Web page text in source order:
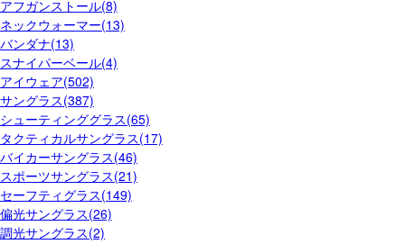
アフガンストール(8)
ネックウォーマー(13)
バンダナ(13)
スナイパーベール(4)
アイウェア(502)
サングラス(387)
シューティンググラス(65)
タクティカルサングラス(17)
バイカーサングラス(46)
スポーツサングラス(21)
セーフティグラス(149)
偏光サングラス(26)
調光サングラス(2)